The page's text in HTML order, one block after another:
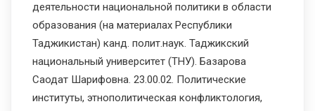
деятельности национальной политики в области
образования (на материалах Республики
Таджикистан) канд. полит.наук. Таджикский
национальный университет (ТНУ). Базарова
Саодат Шарифовна. 23.00.02. Политические
институты, этнополитическая конфликтология,